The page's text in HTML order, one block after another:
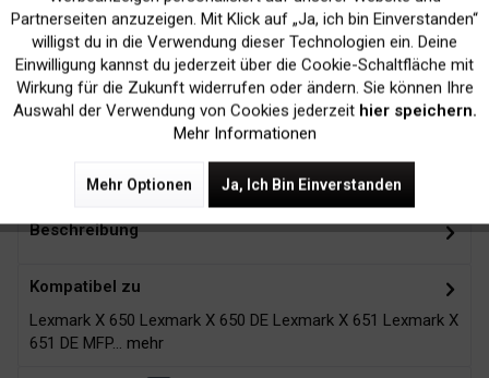
Kein Verlust der
Druckergarantie
Versand innerhalb von
24H*
Zubehör
Beschreibung
Kompatibel zu
Lexmark X 650 Lexmark X 650 DE Lexmark X 651 Lexmark X
651 DE MFP... mehr
Marketing Inaktiv
Tracking Inaktiv
Partnerseiten anzuzeigen. Mit Klick auf „Ja, ich bin Einverstanden“
willigst du in die Verwendung dieser Technologien ein. Deine
Einwilligung kannst du jederzeit über die Cookie-Schaltfläche mit
Wirkung für die Zukunft widerrufen oder ändern. Sie können Ihre
Auswahl der Verwendung von Cookies jederzeit hier speichern.
Mehr Informationen
Mehr Optionen Ja, Ich Bin Einverstanden